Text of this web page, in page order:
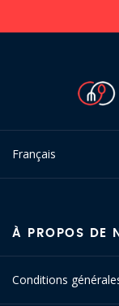
Français
À PROPOS DE
Conditions